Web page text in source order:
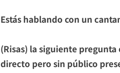
Estás hablando con un
(Risas) la siguiente
directo pero sin público